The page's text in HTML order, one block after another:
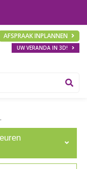
AFSPRAAK INPLANNEN
UW VERANDA IN 3D!